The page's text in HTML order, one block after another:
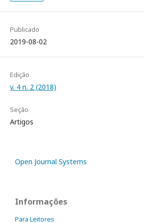
Publicado
2019-08-02
Edição
v. 4 n. 2 (2018)
Seção
Artigos
Open Journal Systems
Informações
Para Leitores